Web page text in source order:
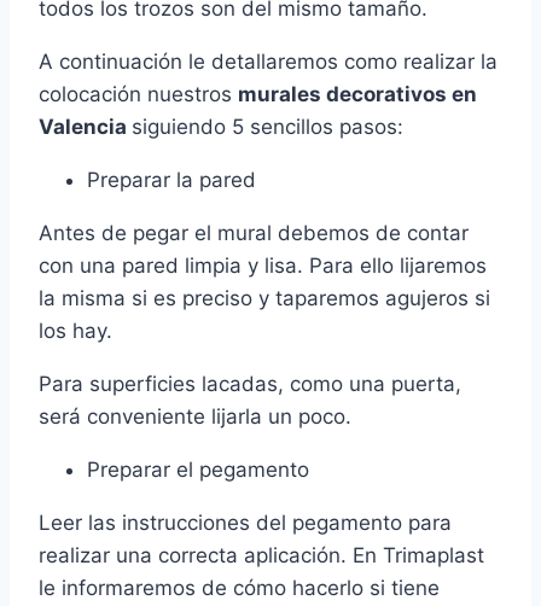
todos los trozos son del mismo tamaño.
A continuación le detallaremos como realizar la
colocación nuestros murales decorativos en
Valencia siguiendo 5 sencillos pasos:
Preparar la pared
Antes de pegar el mural debemos de contar
con una pared limpia y lisa. Para ello lijaremos
la misma si es preciso y taparemos agujeros si
los hay.
Para superficies lacadas, como una puerta,
será conveniente lijarla un poco.
Preparar el pegamento
Leer las instrucciones del pegamento para
realizar una correcta aplicación. En Trimaplast
le informaremos de cómo hacerlo si tiene